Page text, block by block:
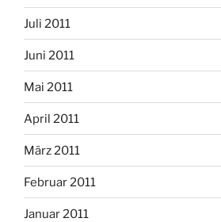
Juli 2011
Juni 2011
Mai 2011
April 2011
März 2011
Februar 2011
Januar 2011